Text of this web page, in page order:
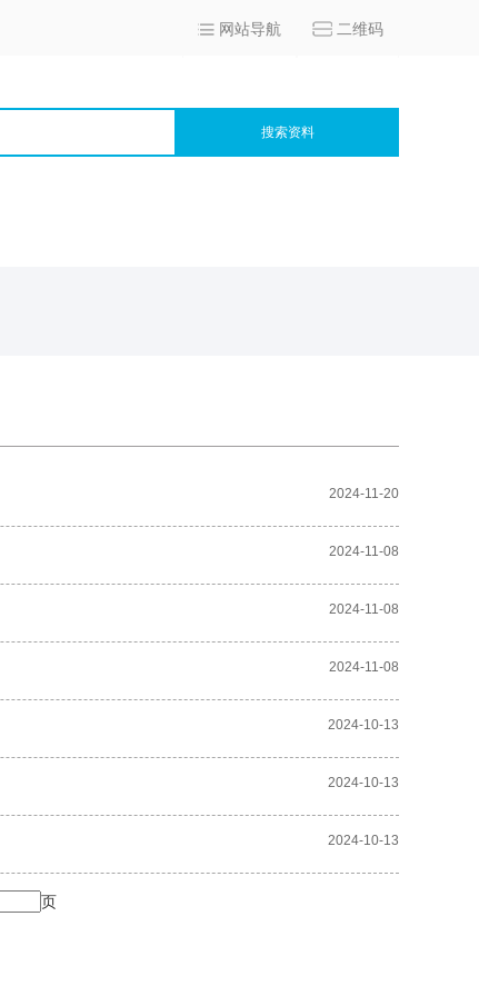
网站导航 二维码
搜索资料
2024-11-20
2024-11-08
2024-11-08
2024-11-08
2024-10-13
2024-10-13
2024-10-13
页